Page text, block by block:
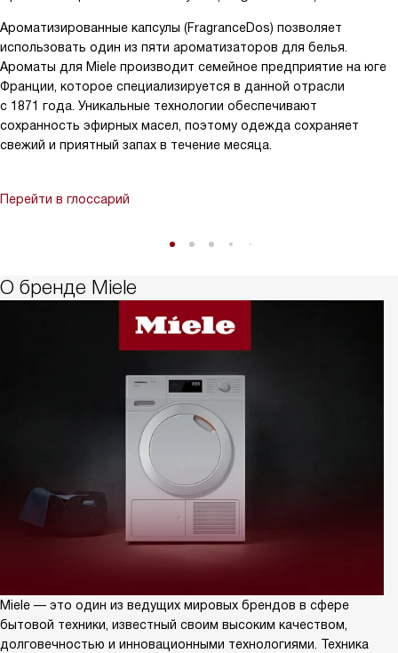
Ароматизированные капсулы (FragranceDos) позволяет
использовать один из пяти ароматизаторов для белья.
Ароматы для Miele производит семейное предприятие на юге
Франции, которое специализируется в данной отрасли
с 1871 года. Уникальные технологии обеспечивают
сохранность эфирных масел, поэтому одежда сохраняет
свежий и приятный запах в течение месяца.
Перейти в глоссарий
О бренде Miele
Miele — это один из ведущих мировых брендов в сфере
бытовой техники, известный своим высоким качеством,
долговечностью и инновационными технологиями. Техника